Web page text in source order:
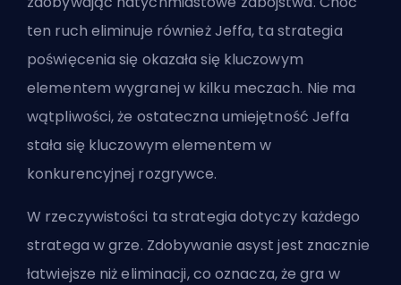
ten ruch eliminuje również Jeffa, ta strategia
poświęcenia się okazała się kluczowym
elementem wygranej w kilku meczach. Nie ma
wątpliwości, że ostateczna umiejętność Jeffa
stała się kluczowym elementem w
konkurencyjnej rozgrywce.
W rzeczywistości ta strategia dotyczy każdego
stratega w grze. Zdobywanie asyst jest znacznie
łatwiejsze niż eliminacji, co oznacza, że gra w